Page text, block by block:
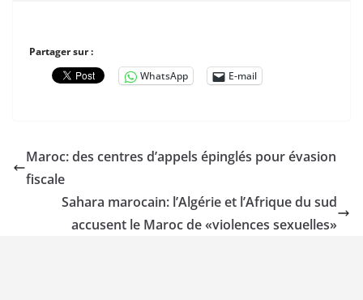
Partager sur :
WhatsApp
E-mail
Maroc: des centres d’appels épinglés pour évasion
fiscale
Sahara marocain: l’Algérie et l’Afrique du sud
accusent le Maroc de «violences sexuelles»